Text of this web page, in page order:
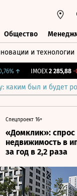
Общество
и технологии
↑ IMOEX 2 285,88 -
каким был и будет
Спецпроект 16+
«Домклик»:
недвижимость в
за год в 2,2 раза